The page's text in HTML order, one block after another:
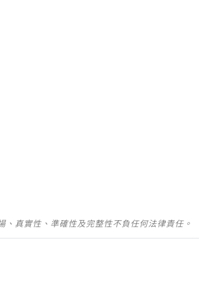
真實性、準確性及完整性不負任何法律責任。